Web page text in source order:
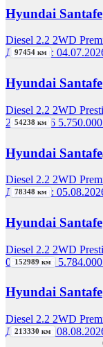
Hyundai Santafe
Diesel 2.2 2WD
Добавлен:
97454 км
Hyundai Santafe
Diesel 2.2 2WD
20.07.2026
54238 км
Hyundai Santafe
Diesel 2.2 2WD
Добавлен:
78348 км
Hyundai Santafe
Diesel 2.2 2WD
05.08.2026
152989 км
Hyundai Santafe
Diesel 2.2 2WD
Добавлен:
213330 км